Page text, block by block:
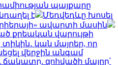
պայքարը
է
Մեդվեդևը խոսել
ավարտի մասին
քրեական վարույթի
տիկին․ կան մայրեր, որ
վերջին անգամ
ճակատը. զոհվածի մայրը՝